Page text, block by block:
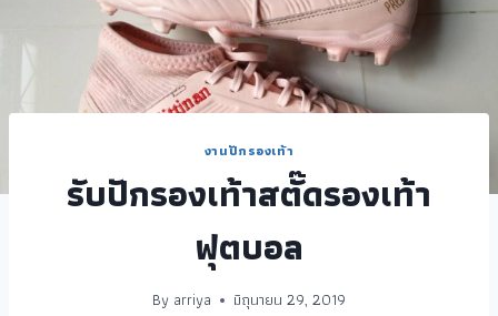
งานปักรองเท้า
รับปักรองเท้าสตั๊ดรองเท้า
ฟุตบอล
By arriya มิถุนายน 29, 2019